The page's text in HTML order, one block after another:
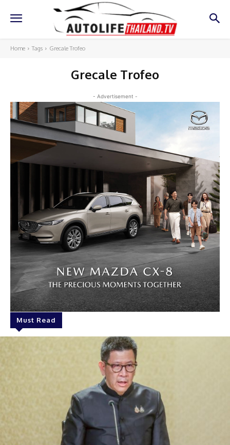
Home Tags Grecale Trofeo
Grecale Trofeo
- Advertisement -
Must Read